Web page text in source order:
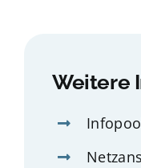
Weitere